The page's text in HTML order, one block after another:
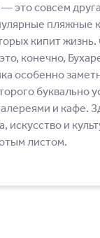
это совсем
пляжные
кипит
конечно,
особенно
буквально
и кафе.
искусство и
листом.